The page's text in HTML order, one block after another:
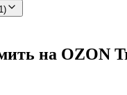
на OZON